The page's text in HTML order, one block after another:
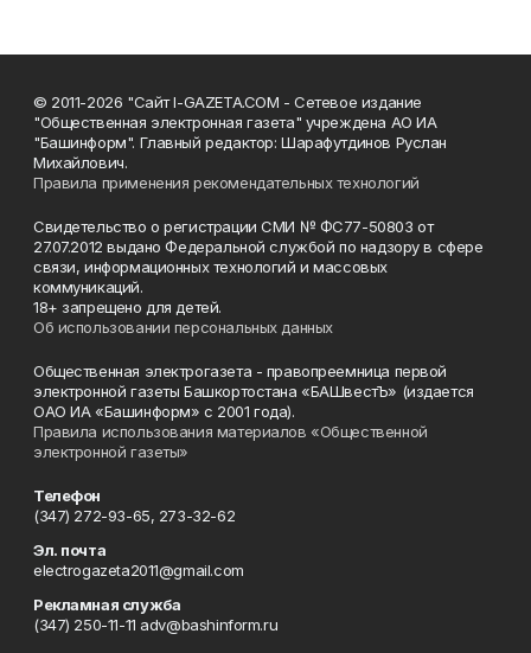
© 2011-2026 "Сайт I-GAZETA.COM - Сетевое издание
"Общественная электронная газета" учреждена АО ИА
"Башинформ". Главный редактор: Шарафутдинов Руслан
Михайлович.
Правила применения рекомендательных технологий
Свидетельство о регистрации СМИ № ФС77-50803 от
27.07.2012 выдано Федеральной службой по надзору в сфере
связи, информационных технологий и массовых
коммуникаций.
18+ запрещено для детей.
Об использовании персональных данных
Общественная электрогазета - правопреемница первой
электронной газеты Башкортостана «БАШвестЪ» (издается
ОАО ИА «Башинформ» с 2001 года).
Правила использования материалов «Общественной
электронной газеты»
Телефон
(347) 272-93-65, 273-32-62
Эл. почта
electrogazeta2011@gmail.com
Рекламная служба
(347) 250-11-11 adv@bashinform.ru